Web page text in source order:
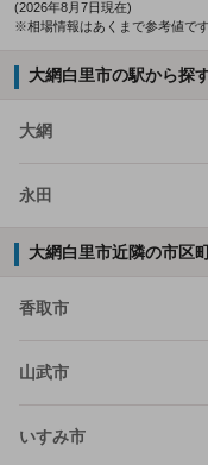
(2026年8月7日現在)
※相場情報はあくまで参考値で
大網白里市の駅から探
大網
永田
大網白里市近隣の市区
香取市
山武市
いすみ市